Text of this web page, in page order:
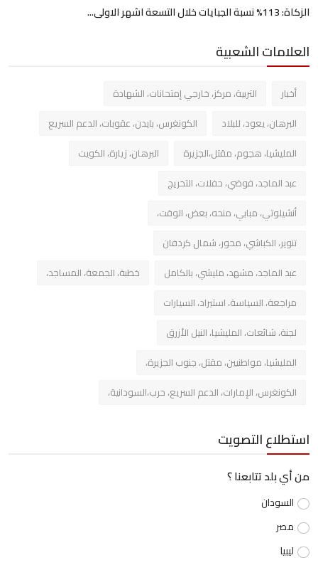
الزكاة: 113% نسبة الجبايات خلال التسعة اشهر الاولى...
العلامات الشعبية
أخبار
التربية، مركز، خارجي إمتحانات، الشهادة
البرهان، يعود، للبلاد
الكونغرس، بايدن، عقوبات، الدعم السريع
المليشيا، هجوم، مقتل،الجزيرة
البرهان، زيارة، الكويت
عبد الماجد، فوضي، حفلات، التخريج
أنشيلوتي، مبابي، منحه، بعض، الوقت،
تنوير، الكباشي، محور، شمال كردفان
عبد الماجد، مشهد، مليشي، بالكامل
خطبة، الجمعة، المساجد،
مراجعة، السياسة، استيراد، السيارات
لجنة، شائعات، المليشيا، النيل الأزرق
المليشيا، مواطنيين، مقتل، جنوب الجزيرة،
الكونغرس، الإمارات، الدعم السريع، حرب،السودانية،
استطلاع التصويت
من أي بلد تتابعنا ؟
السودان
مصر
ليبيا